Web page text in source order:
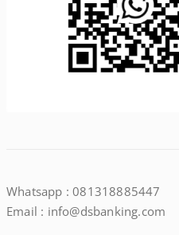
Whatsapp : 081318885447
Email : info@dsbanking.com